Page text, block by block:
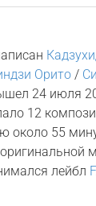
Орито/
24 июля
12
около 55
лейбл